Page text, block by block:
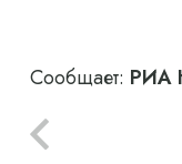
Сообщает: РИА